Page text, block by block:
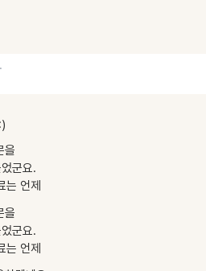
을
군요.
언제
을
군요.
언제